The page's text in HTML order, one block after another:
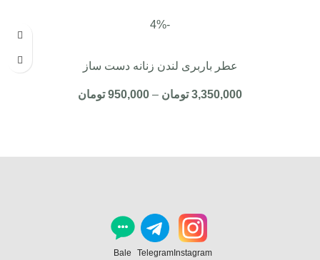
-4%
عطر باربری لندن زنانه دست ساز
3,350,000 تومان –
950,000 تومان
Instagram
Telegram
Bale